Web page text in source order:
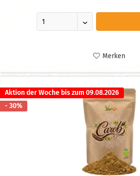
Merken
Aktion der Woche bis zum 09.08.2026
- 30%